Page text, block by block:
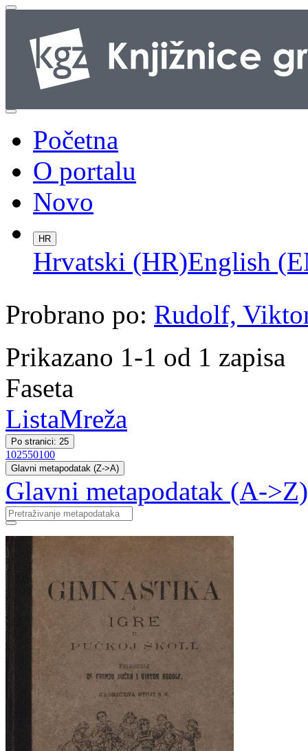
Početna
O portalu
Novo
HR
Hrvatski (HR)English
Probrano po: Rudolf,
Prikazano 1-1 od 1 zapisa
Faseta
ListaMreža
Po stranici: 25
102550100
Glavni metapodatak (Z->A)
Glavni metapodatak (A->Z)